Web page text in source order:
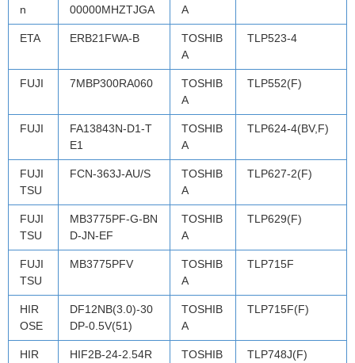
n
00000MHZTJGA
A
ETA ERB21FWA-B
TOSHIB
A
TLP523-4
FUJI 7MBP300RA060
TOSHIB
A
TLP552(F)
FUJI
FA13843N-D1-T
E1
TOSHIB
A
TLP624-4(BV,F)
FUJI
TSU
FCN-363J-AU/S
TOSHIB
A
TLP627-2(F)
FUJI
TSU
MB3775PF-G-BN
D-JN-EF
TOSHIB
A
TLP629(F)
FUJI
TSU
MB3775PFV
TOSHIB
A
TLP715F
HIR
OSE
DF12NB(3.0)-30
DP-0.5V(51)
TOSHIB
A
TLP715F(F)
HIR
HIF2B-24-2.54R
TOSHIB
TLP748J(F)